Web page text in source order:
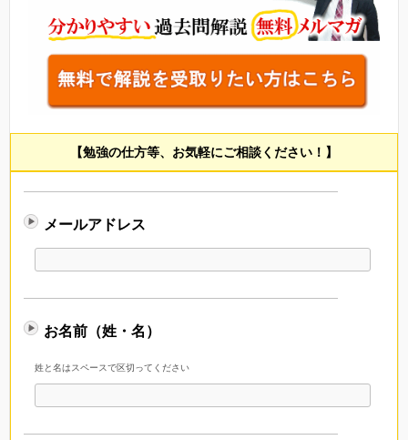
【勉強の仕方等、お気軽にご相談ください！】
メールアドレス
お名前（姓・名）
姓と名はスペースで区切ってください